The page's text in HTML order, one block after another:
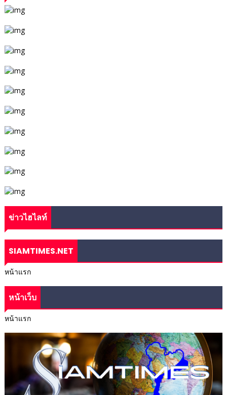
ข่าวไฮไลท์
SIAMTIMES.NET
หน้าแรก
หน้าเว็บ
หน้าแรก